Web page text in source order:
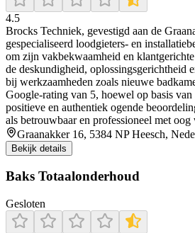
4.5
Brocks Techniek, gevestigd aan de
gespecialiseerd loodgieters- en
om zijn vakbekwaamheid en
de deskundigheid, oplossingsgerichtheid
bij werkzaamheden zoals nieuwe
Google-rating van 5, hoewel op basis van
positieve en authentiek ogende
als betrouwbaar en professioneel met
Graanakker 16, 5384 NP Heesch,
Bekijk details
Baks Totaalonderhoud
Gesloten